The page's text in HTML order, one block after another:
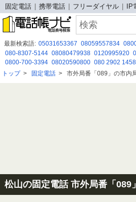
固定電話 携帯電話 フリーダイヤル IP
最新検索語: 05031653367 08059557834
080-8307-5144 08080479938 0120995920
0800-700-3394 08020590800 080 2902 1458
08019252857
0675264903 08080884392
トップ> 固定電話 > 市外局番「089」の市内
松山の固定電話 市外局番「089」